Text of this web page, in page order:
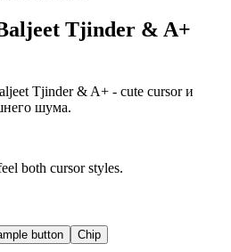
Tjinder & A+
Tjinder & A+ - cute cursor и
шума.
both cursor styles.
button Chip